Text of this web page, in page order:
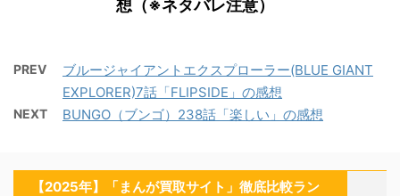
想（※ネタバレ注意）
PREV
ブルージャイアントエクスプローラー(BLUE GIANT
EXPLORER)7話「FLIPSIDE」の感想
NEXT BUNGO（ブンゴ）238話「楽しい」の感想
【2025年】「まんが買取サイト」徹底比較ラン